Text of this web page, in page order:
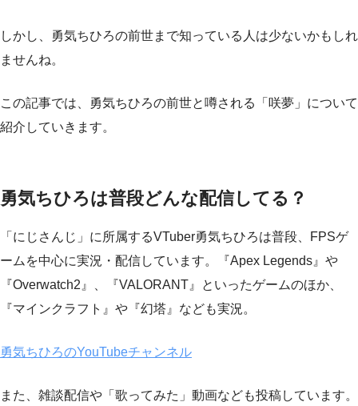
しかし、勇気ちひろの前世まで知っている人は少ないかもしれ
ませんね。
この記事では、勇気ちひろの前世と噂される「咲夢」について
紹介していきます。
勇気ちひろは普段どんな配信してる？
「にじさんじ」に所属するVTuber勇気ちひろは普段、FPSゲ
ームを中心に実況・配信しています。『Apex Legends』や
『Overwatch2』、『VALORANT』といったゲームのほか、
『マインクラフト』や『幻塔』なども実況。
勇気ちひろのYouTubeチャンネル
また、雑談配信や「歌ってみた」動画なども投稿しています。